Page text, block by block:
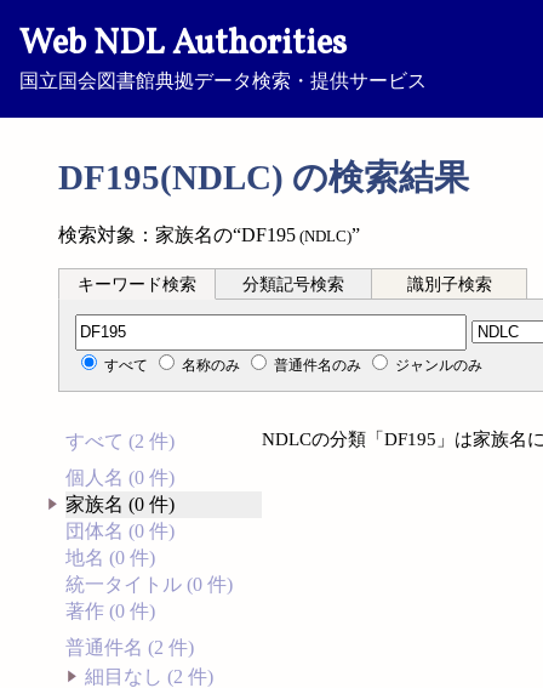
Web NDL Authorities
国立国会図書館典拠データ検索・提供サービス
DF195(NDLC) の検索結果
検索対象：家族名の“DF195 (NDLC)”
キーワード検索 分類記号検索 識別子検索
分類記号検索
すべて 名称のみ 普通件名のみ ジャンルのみ
すべて (2 件)
個人名 (0 件)
家族名 (0 件)
団体名 (0 件)
地名 (0 件)
統一タイトル (0 件)
著作 (0 件)
普通件名 (2 件)
細目なし (2 件)
NDLCの分類「DF195」は家族名